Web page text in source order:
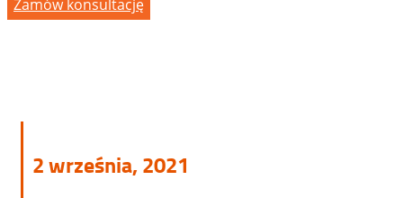
Zamów konsultację
2 września, 2021